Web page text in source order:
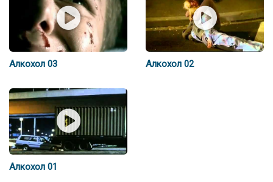
Алкохол 03 Алкохол 02
Алкохол 01